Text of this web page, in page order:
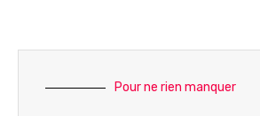
Pour ne rien manquer